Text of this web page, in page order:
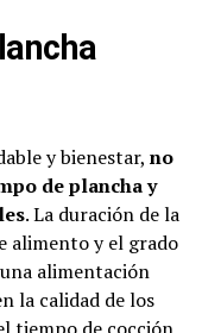
y bienestar, no
de plancha y
. La duración de la
alimento y el grado
alimentación
la calidad de los